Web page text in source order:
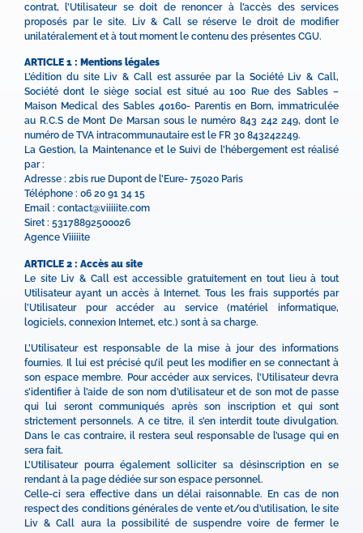
contrat, l’Utilisateur se doit de renoncer à l’accès des services
proposés par le site. Liv & Call se réserve le droit de modifier
unilatéralement et à tout moment le contenu des présentes CGU.
ARTICLE 1 : Mentions légales
L’édition du site Liv & Call est assurée par la Société Liv & Call,
Société dont le siège social est situé au 100 Rue des Sables –
Maison Medical des Sables 40160- Parentis en Born, immatriculée
au R.C.S de Mont De Marsan sous le numéro 843 242 249, dont le
numéro de TVA intracommunautaire est le FR 30 843242249.
La Gestion, la Maintenance et le Suivi de l’hébergement est réalisé
par :
Adresse : 2bis rue Dupont de l’Eure- 75020 Paris
Téléphone : 06 20 91 34 15
Email : contact@viiiiite.com
Siret : 53178892500026
Agence Viiiiite
ARTICLE 2 : Accès au site
Le site Liv & Call est accessible gratuitement en tout lieu à tout
Utilisateur ayant un accès à Internet. Tous les frais supportés par
l’Utilisateur pour accéder au service (matériel informatique,
logiciels, connexion Internet, etc.) sont à sa charge.
L’Utilisateur est responsable de la mise à jour des informations
fournies. Il lui est précisé qu’il peut les modifier en se connectant à
son espace membre. Pour accéder aux services, l’Utilisateur devra
s’identifier à l’aide de son nom d’utilisateur et de son mot de passe
qui lui seront communiqués après son inscription et qui sont
strictement personnels. A ce titre, il s’en interdit toute divulgation.
Dans le cas contraire, il restera seul responsable de l’usage qui en
sera fait.
L’Utilisateur pourra également solliciter sa désinscription en se
rendant à la page dédiée sur son espace personnel.
Celle-ci sera effective dans un délai raisonnable. En cas de non
respect des conditions générales de vente et/ou d’utilisation, le site
Liv & Call aura la possibilité de suspendre voire de fermer le